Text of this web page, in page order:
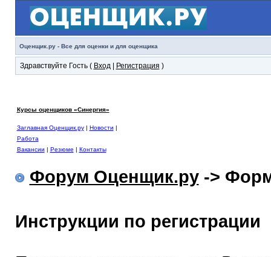
Оценщик.ру - Все для оценки и для оценщика
Здравствуйте Гость ( Вход| Регистрация )
Курсы оценщиков «Синергия»
Заглавная Оценщик.ру| Новости |
Работа
Вакансии | Резюме | Контакты
Форум Оценщик.ру->
Инструкции по регистрации